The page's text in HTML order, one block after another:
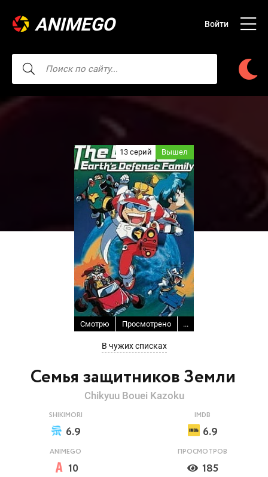
ANIMEGO Войти
Семья защитников Земли
13 серий Вышел
Смотрю Просмотрено ...
В чужих списках
Chikyuu Bouei Kazoku
SHIKIMORI
6.9
IMDB
6.9
ANIMEGO
10
ПРОСМОТРОВ
185